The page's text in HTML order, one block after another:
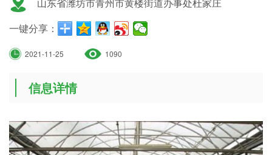
一键分享：
2021-11-25 1090
信息详情